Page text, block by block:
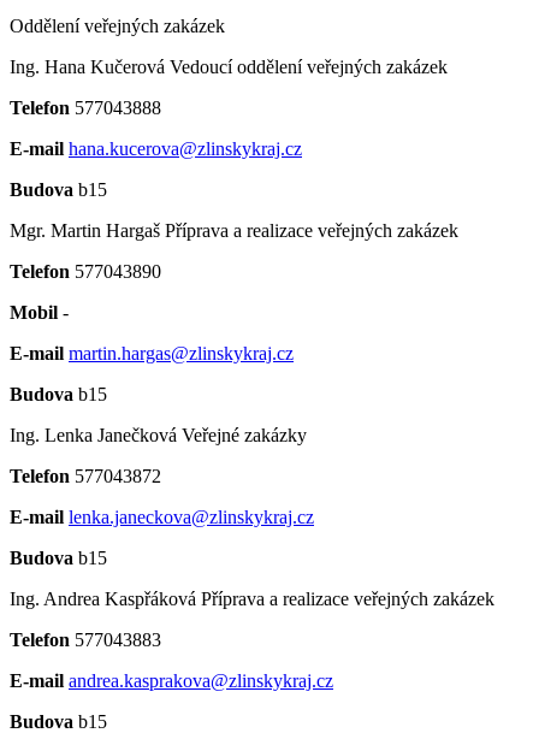
Oddělení veřejných zakázek
Ing. Hana Kučerová Vedoucí oddělení veřejných zakázek
Telefon 577043888
E-mail hana.kucerova@zlinskykraj.cz
Budova b15
Mgr. Martin Hargaš Příprava a realizace veřejných zakázek
Telefon 577043890
Mobil -
E-mail martin.hargas@zlinskykraj.cz
Budova b15
Ing. Lenka Janečková Veřejné zakázky
Telefon 577043872
E-mail lenka.janeckova@zlinskykraj.cz
Budova b15
Ing. Andrea Kaspřáková Příprava a realizace veřejných zakázek
Telefon 577043883
E-mail andrea.kasprakova@zlinskykraj.cz
Budova b15